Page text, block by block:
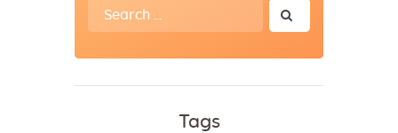
Search
for:
Tags